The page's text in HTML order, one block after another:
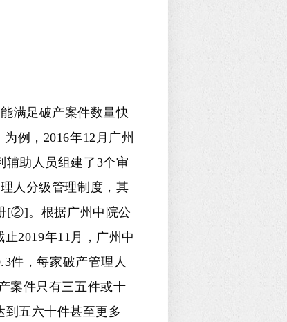
满足破产案件数量快
例，2016年12月广州
辅助人员组建了3个审
人分级管理制度，其
[②]。根据广州中院公
2019年11月，广州中
件，每家破产管理人
案件只有三五件或十
五六十件甚至更多